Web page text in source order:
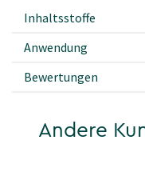
Inhaltsstoffe
Anwendung
Bewertungen
Andere